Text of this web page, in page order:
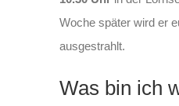
Woche später wird er
ausgestrahlt.
Was bin ich